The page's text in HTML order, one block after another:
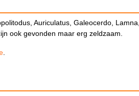
Auriculatus, Galeocerdo, Lamna,
ook gevonden maar erg zeldzaam.